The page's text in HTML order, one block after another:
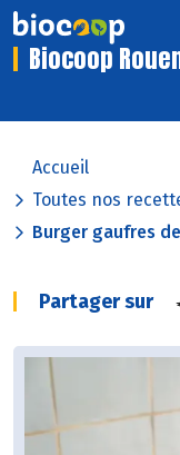
Biocoop
Accueil
Toutes nos
Burger gaufres
Partager sur